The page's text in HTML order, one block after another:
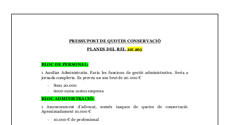
PRESSUPOST DE QUOTES CONSERVACIÓ
PLANES DEL REI. 1er any
BLOC DE PERSONAL:
1 Auxiliar
Administratiu . Faria les f uncions de gestió administrativa
. Seria a
jornada complerta. Es preveu un sou brut de 20.000 €
-
Sous 20.000
-
6000 euros costos empresa
BLOC ADMINISTRACIÓ:
1
Assessorament d ’advocat, només ta sques de quotes d e conservació
Aproximadament 10.000 €
-
10.000 € de professional